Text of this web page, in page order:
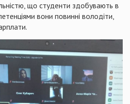
що студенти здобувають в
вони повинні володіти,